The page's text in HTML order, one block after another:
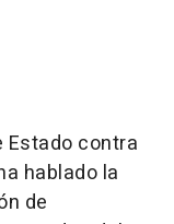
Estado contra
hablado la
de